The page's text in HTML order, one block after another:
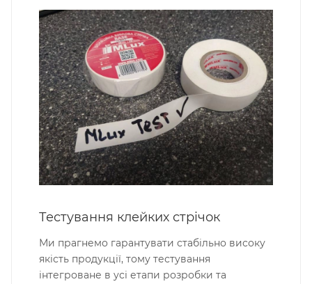
Тестування клейких стрічок
Ми прагнемо гарантувати стабільно високу
якість продукції, тому тестування
інтегроване в усі етапи розробки та